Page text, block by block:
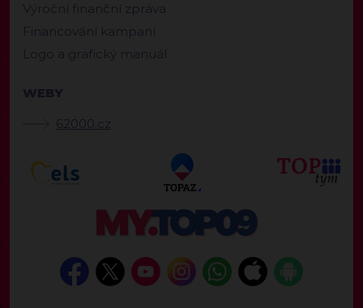
Výroční finanční zpráva
Financování kampaní
Logo a grafický manuál
WEBY
62000.cz